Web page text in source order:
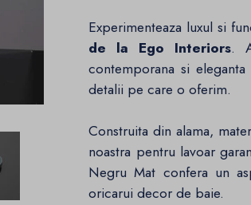
Experimenteaza luxul si
de la Ego Interiors.
contemporana si
detalii pe care o oferim.
Construita din alama,
noastra pentru lavoar
Negru Mat confera un
oricarui decor de baie.